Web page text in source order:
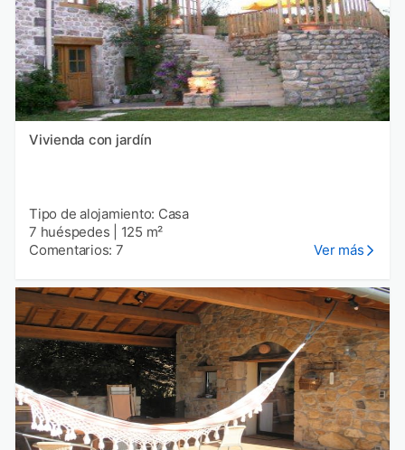
Vivienda con jardín
Tipo de alojamiento: Casa
7 huéspedes
125 m²
Comentarios: 7
Ver más